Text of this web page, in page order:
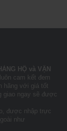
HỘ và VẬN
cam kết đem
hãng với giá tốt
giao ngay sẽ được
được nhập trực
như